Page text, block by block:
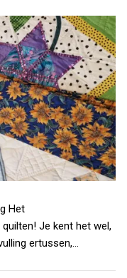
Het
Je kent het wel,
ertussen,…